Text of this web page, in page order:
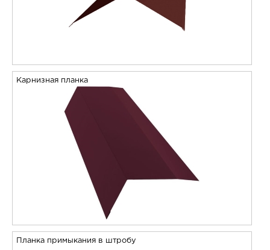
Карнизная планка
Планка примыкания в штробу